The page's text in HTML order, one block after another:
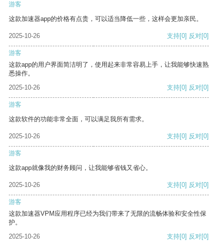
游客
这款加速器app的价格有点贵，可以适当降低一些，这样会更加亲民。
2025-10-26 支持[0] 反对[0]
游客
这款app的用户界面简洁明了，使用起来非常容易上手，让我能够快速熟
悉操作。
2025-10-26
支持[0] 反对[0]
游客
这款软件的功能非常全面，可以满足我所有需求。
2025-10-26 支持[0] 反对[0]
游客
这款app就像我的财务顾问，让我能够省钱又省心。
2025-10-26 支持[0] 反对[0]
游客
这款加速器VPM应用程序已经为我们带来了无限的流畅体验和安全性保
护。
2025-10-26
支持[0] 反对[0]